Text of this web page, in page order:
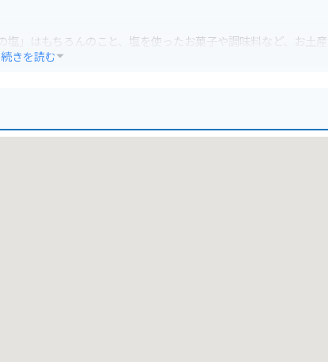
」はもちろんのこと、塩を使ったお菓子や調味料など、お土
続きを読む